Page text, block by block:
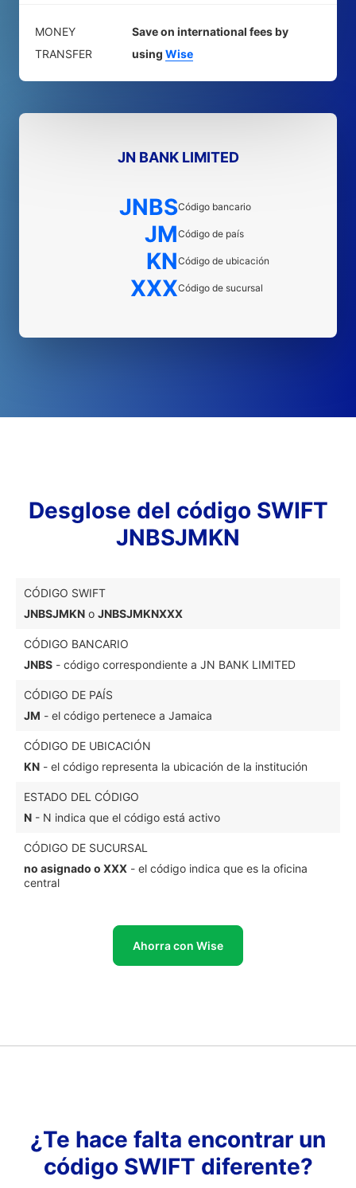
MONEY
TRANSFER
Save on international fees by
using Wise
JN BANK LIMITED
JNBSCódigo bancario
JMCódigo de país
KNCódigo de ubicación
XXXCódigo de sucursal
Desglose del código SWIFT
JNBSJMKN
CÓDIGO SWIFT
JNBSJMKN o JNBSJMKNXXX
CÓDIGO BANCARIO
JNBS - código correspondiente a JN BANK LIMITED
CÓDIGO DE PAÍS
JM - el código pertenece a Jamaica
CÓDIGO DE UBICACIÓN
KN - el código representa la ubicación de la institución
ESTADO DEL CÓDIGO
N - N indica que el código está activo
CÓDIGO DE SUCURSAL
no asignado o XXX - el código indica que es la oficina
central
Ahorra con Wise
¿Te hace falta encontrar un
código SWIFT diferente?